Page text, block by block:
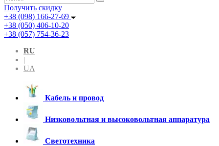
Получить скидку
+38 (098) 166-27-69
+38 (050) 406-10-20
+38 (057) 754-36-23
RU
|
UA
Кабель и провод
Низковольтная и высоковольтная аппаратура
Светотехника